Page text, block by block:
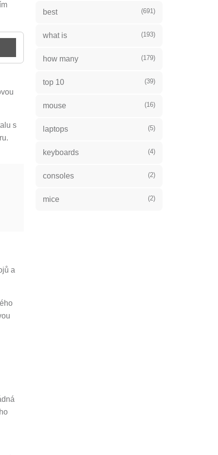
s
a
best (691)
what is (193)
how many (179)
top 10 (39)
mouse (16)
laptops (5)
keyboards (4)
consoles (2)
mice (2)